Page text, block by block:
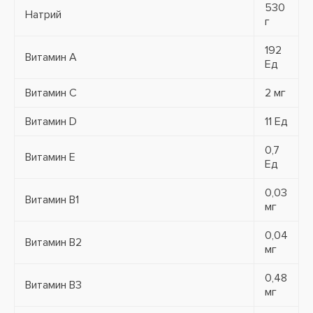
Натрий
530
г
Витамин А
192
Ед
Витамин C 2 мг
Витамин D 11 Ед
Витамин Е
0,7
Ед
Витамин В1
0,03
мг
Витамин В2
0,04
мг
Витамин В3
0,48
мг